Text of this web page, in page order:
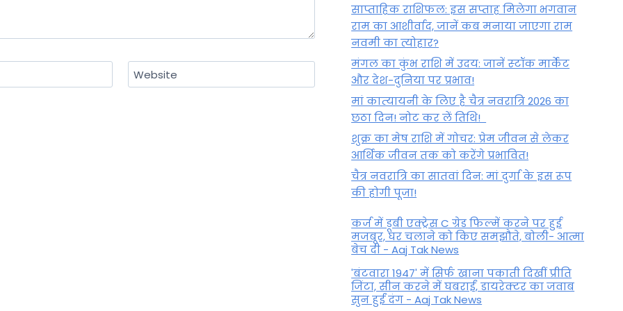
Website
साप्ताहिक राशिफल: इस सप्ताह मिलेगा भगवान
राम का आशीर्वाद, जानें कब मनाया जाएगा राम
नवमी का त्योहार?
मंगल का कुंभ राशि में उदय: जानें स्‍टॉक मार्केट
और देश-दुनिया पर प्रभाव!
मां कात्‍यायनी के लिए है चैत्र नवरात्रि 2026 का
छठा दिन! नोट कर लें तिथि!
शुक्र का मेष राशि में गोचर: प्रेम जीवन से लेकर
आर्थिक जीवन तक को करेंगे प्रभावित!
चैत्र नवरात्रि का सातवां दिन: मां दुर्गा के इस रूप
की होगी पूजा!
कर्ज में डूबी एक्ट्रेस C ग्रेड फिल्में करने पर हुई
मजबूर, घर चलाने को किए समझौते, बोली- आत्मा
बेच दी - Aaj Tak News
'बंटवारा 1947' में सिर्फ खाना पकाती दिखीं प्रीति
जिंटा, सीन करने में घबराईं, डायरेक्टर का जवाब
सुन हुईं दंग - Aaj Tak News